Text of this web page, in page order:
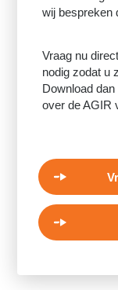
wij bespreken
Vraag nu
nodig zodat u
Download
over de AGIR